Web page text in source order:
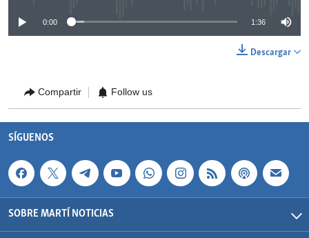
0:00 1:36
Descargar
Compartir Follow us
SÍGUENOS
SOBRE MARTÍ NOTICIAS